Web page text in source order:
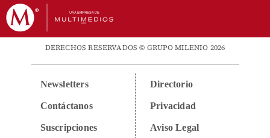
DERECHOS RESERVADOS © GRUPO MILENIO 2026
Newsletters
Contáctanos
Suscripciones
Directorio
Privacidad
Aviso Legal